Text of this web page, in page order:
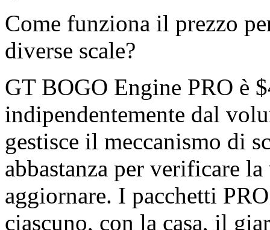
Come funziona il prezzo
diverse scale?
GT BOGO Engine PRO è
indipendentemente dal
gestisce il meccanismo di
abbastanza per verificare
aggiornare. I pacchetti
ciascuno, con la casa, il